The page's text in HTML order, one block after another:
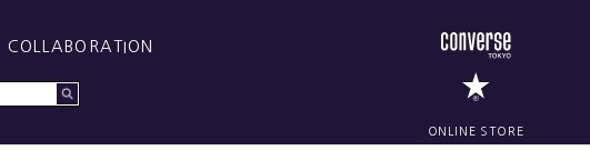
COLLABORATION
ONLINE STORE